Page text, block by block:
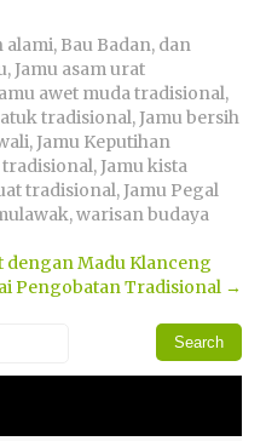
alami, Bau Badan, dan
,Jamu asam urat
awet muda tradisional,
tradisional,Jamu bersih
,Jamu Keputihan
tradisional,Jamu kista
tradisional,Jamu Pegal
,warisan budaya
dengan Madu Klanceng
Pengobatan Tradisional →